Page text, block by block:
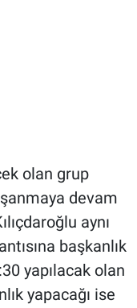
olan grup
devam
aynı
başkanlık
yapılacak olan
yapacağı ise